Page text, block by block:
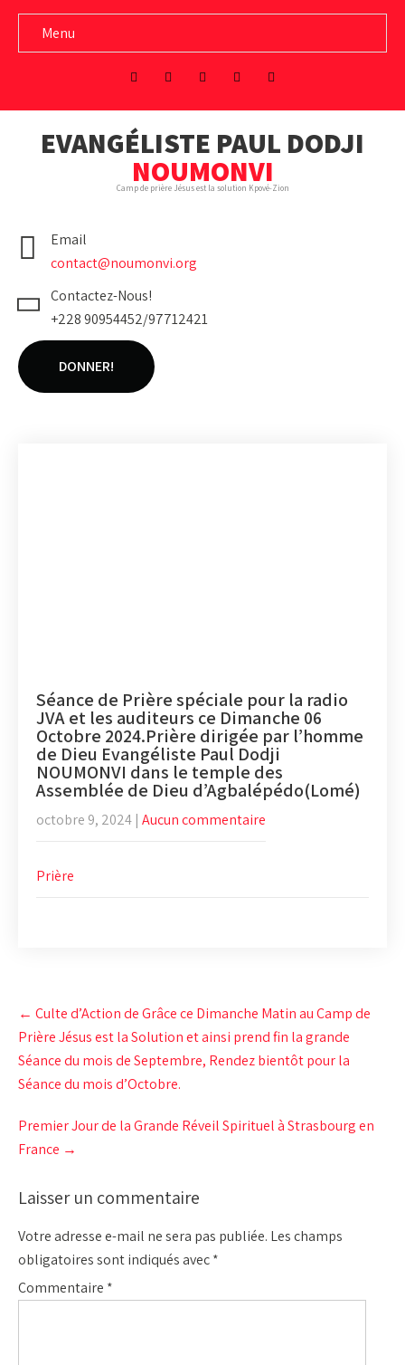
Menu
EVANGÉLISTE PAUL DODJI
NOUMONVI
Camp de prière Jésus est la solution Kpové-Zion
Email
contact@noumonvi.org
Contactez-Nous!
+228 90954452/97712421
DONNER!
Séance de Prière spéciale pour la radio
JVA et les auditeurs ce Dimanche 06
Octobre 2024.Prière dirigée par l’homme
de Dieu Evangéliste Paul Dodji
NOUMONVI dans le temple des
Assemblée de Dieu d’Agbalépédo(Lomé)
octobre 9, 2024 | Aucun commentaire
Prière
Post
navigation
← Culte d’Action de Grâce ce Dimanche Matin au Camp de
Prière Jésus est la Solution et ainsi prend fin la grande
Séance du mois de Septembre, Rendez bientôt pour la
Séance du mois d’Octobre.
Premier Jour de la Grande Réveil Spirituel à Strasbourg en
France →
Laisser un commentaire
Votre adresse e-mail ne sera pas publiée. Les champs
obligatoires sont indiqués avec*
Commentaire *